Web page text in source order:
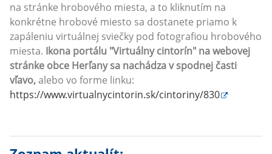
na stránke hrobového miesta, a to kliknutím na
konkrétne hrobové miesto sa dostanete priamo k
zapáleniu virtuálnej sviečky pod fotografiou hrobového
miesta. Ikona portálu "Virtuálny cintorín" na webovej
stránke obce Herľany sa nachádza v spodnej časti
vľavo,alebo vo forme linku:
https://www.virtualnycintorin.sk/cintoriny/830